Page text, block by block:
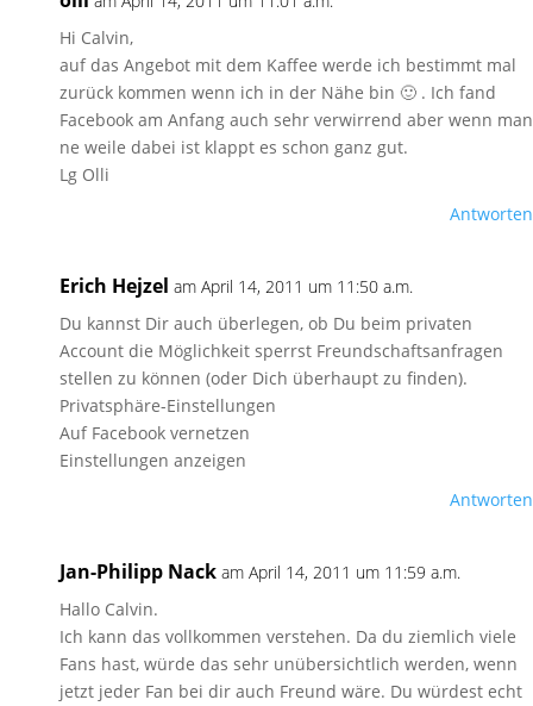
Hi Calvin,
auf das Angebot mit dem Kaffee werde ich bestimmt mal
zurück kommen wenn ich in der Nähe bin 🙂 . Ich fand
Facebook am Anfang auch sehr verwirrend aber wenn man
ne weile dabei ist klappt es schon ganz gut.
Lg Olli
Antworten
Erich Hejzel am April 14, 2011 um 11:50 a.m.
Du kannst Dir auch überlegen, ob Du beim privaten
Account die Möglichkeit sperrst Freundschaftsanfragen
stellen zu können (oder Dich überhaupt zu finden).
Privatsphäre-Einstellungen
Auf Facebook vernetzen
Einstellungen anzeigen
Antworten
Jan-Philipp Nack am April 14, 2011 um 11:59 a.m.
Hallo Calvin.
Ich kann das vollkommen verstehen. Da du ziemlich viele
Fans hast, würde das sehr unübersichtlich werden, wenn
jetzt jeder Fan bei dir auch Freund wäre. Du würdest echt